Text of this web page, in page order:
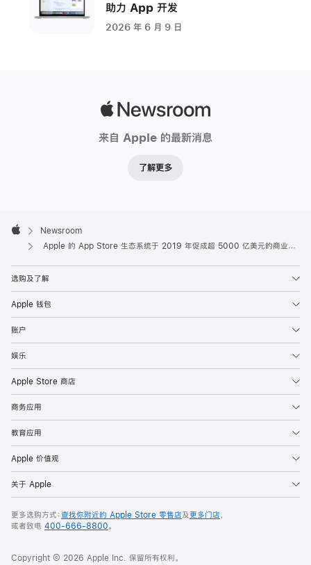
助力 App 开发
2026 年 6 月 9 日
来自 Apple 的最新消息
了解更多
Footer

Apple
Newsroom
Apple 的 App Store 生态系统于 2019 年促成超 5000 亿美元的商业交易
选购及了解
Apple 钱包
账户
娱乐
Apple Store 商店
商务应用
教育应用
Apple 价值观
关于 Apple
更多选购方式：查找你附近的 Apple Store 零售店及更多门店，
或者致电 400-666-8800。
Copyright © 2026 Apple Inc. 保留所有权利。